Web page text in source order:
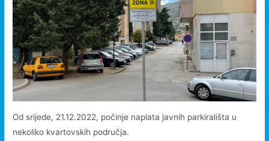
Od srijede, 21.12.2022, počinje naplata javnih parkirališta u
nekoliko kvartovskih područja.